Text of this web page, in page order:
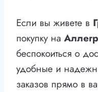
Если вы живете в
покупку на
беспокоиться о
удобные и
заказов прямо в